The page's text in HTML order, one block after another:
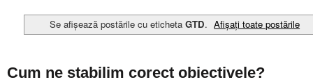
Se afișează postările cu eticheta GTD. Afișați toate postările
Cum ne stabilim corect obiectivele?